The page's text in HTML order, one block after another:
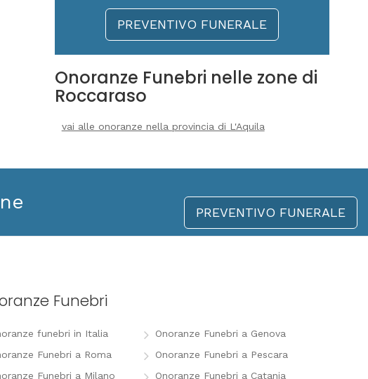
PREVENTIVO FUNERALE
Onoranze Funebri nelle zone di
Roccaraso
vai alle onoranze nella provincia di L'Aquila
PREVENTIVO FUNERALE
Funebri
funebri in Italia
Funebri a Roma
Funebri a Milano
Onoranze Funebri a Genova
Onoranze Funebri a Pescara
Onoranze Funebri a Catania